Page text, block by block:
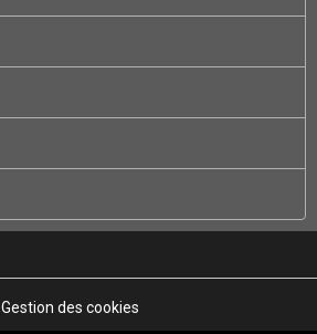
Gestion des cookies